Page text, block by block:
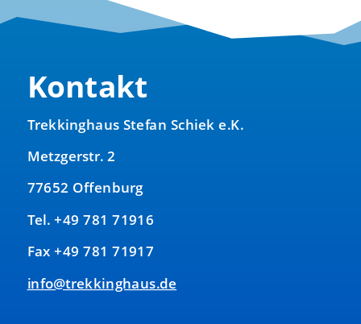
Kontakt
Trekkinghaus Stefan Schiek e.K.
Metzgerstr. 2
77652 Offenburg
Tel. +49 781 71916
Fax +49 781 71917
info@trekkinghaus.de